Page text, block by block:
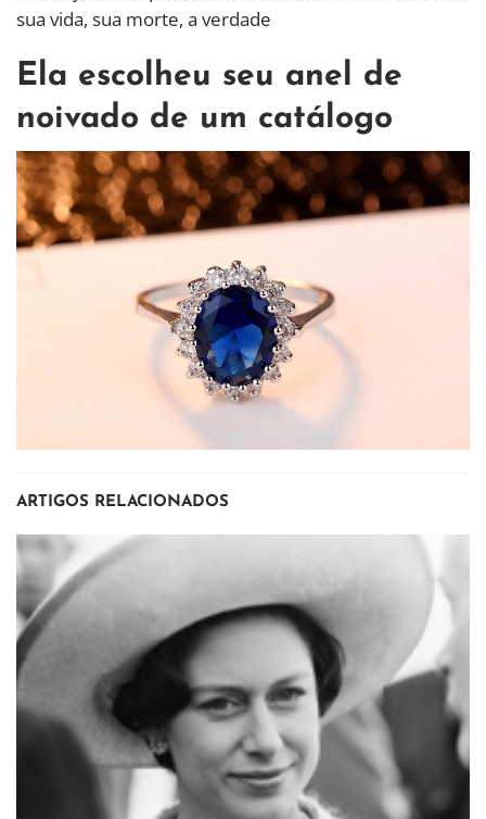
sua vida, sua morte, a verdade
Ela escolheu seu anel de
noivado de um catálogo
ARTIGOS RELACIONADOS